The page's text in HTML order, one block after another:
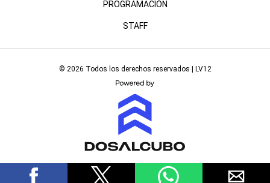
PROGRAMACIÓN
STAFF
© 2026 Todos los derechos reservados | LV12